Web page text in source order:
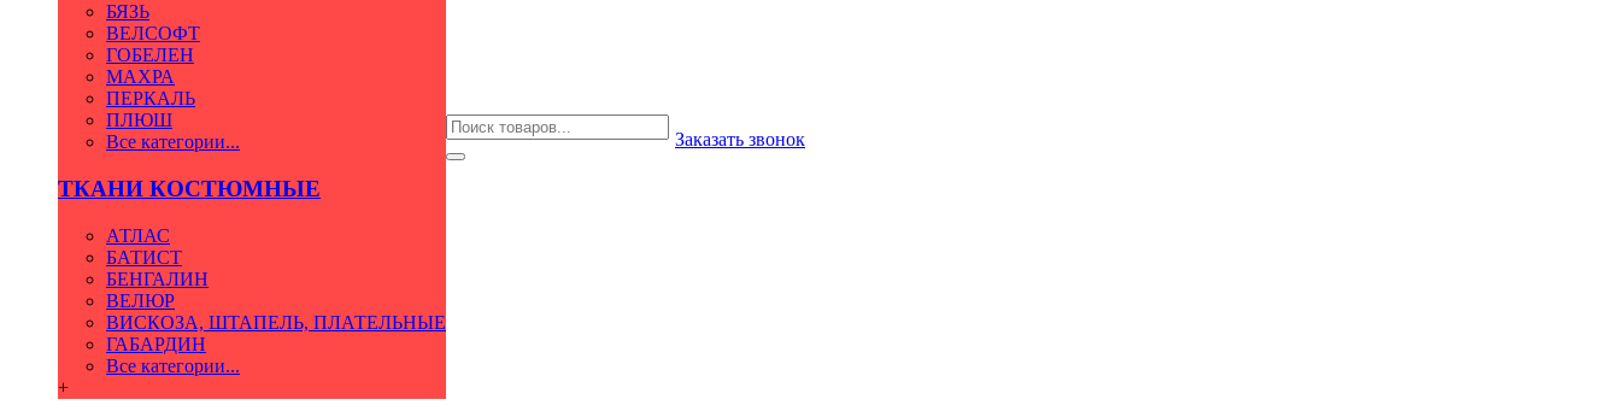
БЯЗЬ
ВЕЛСОФТ
ГОБЕЛЕН
МАХРА
ПЕРКАЛЬ
ПЛЮШ
Все категории...
ТКАНИ КОСТЮМНЫЕ
АТЛАС
БАТИСТ
БЕНГАЛИН
ВЕЛЮР
ВИСКОЗА, ШТАПЕЛЬ, ПЛАТЕЛЬНЫЕ
ГАБАРДИН
Все категории...
+
Заказать звонок